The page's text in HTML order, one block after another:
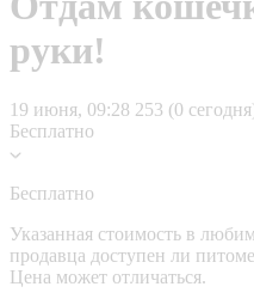
руки!
19 июня, 09:28 253 (0
Бесплатно
Бесплатно
Указанная стоимость в
продавца доступен ли
Цена может отличаться.